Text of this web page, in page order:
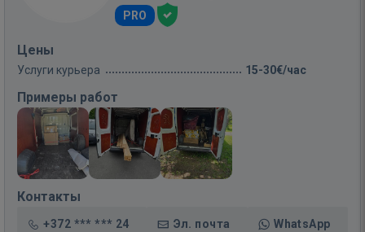
PRO
Цены
Услуги курьера 15-30€/час
Примеры работ
Контакты
+372 *** *** 24 Эл. почта WhatsApp